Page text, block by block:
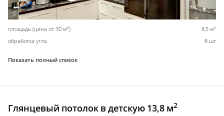
площадь (цена от 30 м2) 8,5 м2
обработка угла 8 шт
Показать полный список
Глянцевый потолок в детскую 13,8 м2